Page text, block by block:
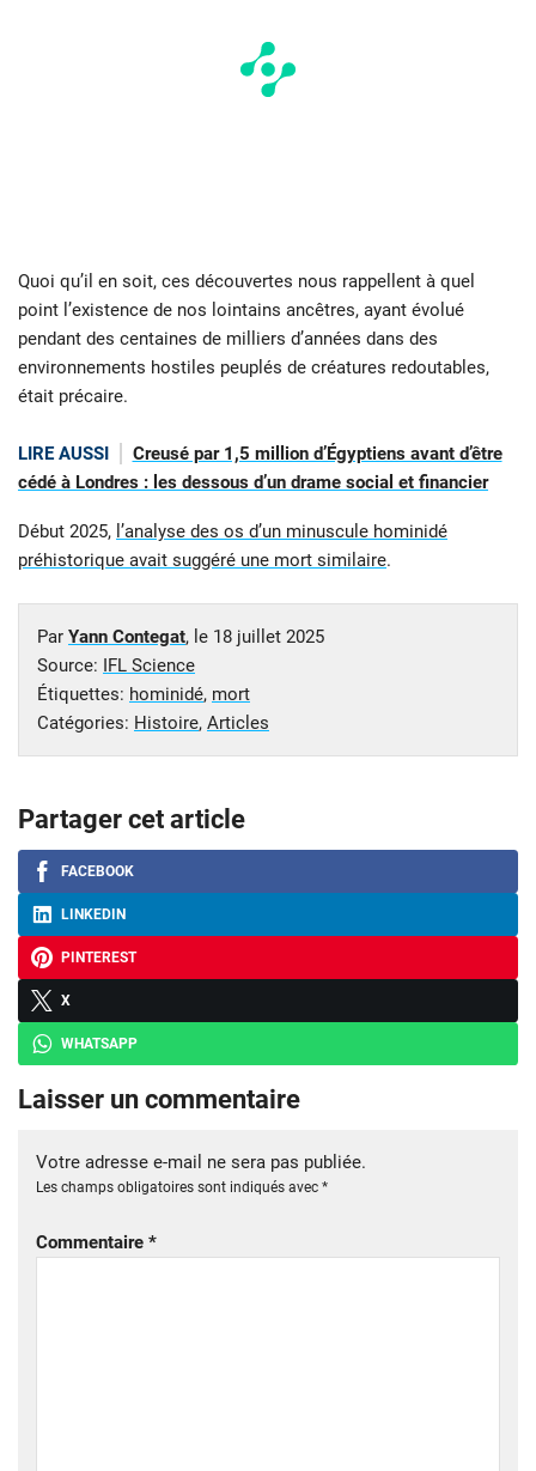
Quoi qu’il en soit, ces découvertes nous rappellent à quel
point l’existence de nos lointains ancêtres, ayant évolué
pendant des centaines de milliers d’années dans des
environnements hostiles peuplés de créatures redoutables,
était précaire.
LIRE AUSSI
Creusé par 1,5 million d’Égyptiens avant d’être
cédé à Londres : les dessous d’un drame social et financier
Début 2025, l’analyse des os d’un minuscule hominidé
préhistorique avait suggéré une mort similaire.
Par Yann Contegat, le 18 juillet 2025
Source: IFL Science
Étiquettes: hominidé, mort
Catégories: Histoire, Articles
Partager cet article
FACEBOOK
LINKEDIN
PINTEREST
X
WHATSAPP
Laisser un commentaire
Votre adresse e-mail ne sera pas publiée.
Les champs obligatoires sont indiqués avec *
Commentaire *